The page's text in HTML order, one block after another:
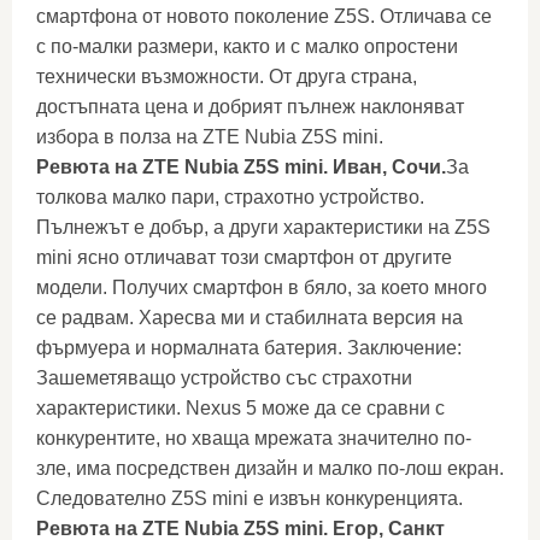
смартфона от новото поколение Z5S. Отличава се
с по-малки размери, както и с малко опростени
технически възможности. От друга страна,
достъпната цена и добрият пълнеж наклоняват
избора в полза на ZTE Nubia Z5S mini.
Ревюта на ZTE Nubia Z5S mini. Иван, Сочи.За
толкова малко пари, страхотно устройство.
Пълнежът е добър, а други характеристики на Z5S
mini ясно отличават този смартфон от другите
модели. Получих смартфон в бяло, за което много
се радвам. Харесва ми и стабилната версия на
фърмуера и нормалната батерия. Заключение:
Зашеметяващо устройство със страхотни
характеристики. Nexus 5 може да се сравни с
конкурентите, но хваща мрежата значително по-
зле, има посредствен дизайн и малко по-лош екран.
Следователно Z5S mini е извън конкуренцията.
Ревюта на ZTE Nubia Z5S mini. Егор, Санкт